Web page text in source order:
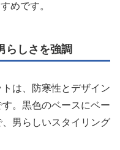
めです。
らしさを強調
は、防寒性とデザイン
。黒色のベースにベー
男らしいスタイリング